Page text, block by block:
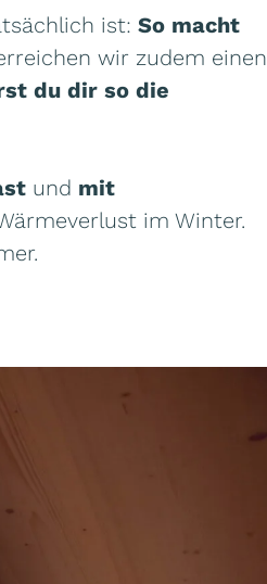
ist: So macht
wir zudem einen
du dir so die
und mit
im Winter.